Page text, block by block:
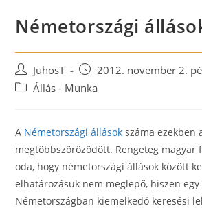
Németországi
Post
author:
JuhosT
Post
published:
2012. november 2.
PostÁllás - Munka
A Németországi állások száma ezekben
megtöbbszöröződött. Rengeteg
oda, hogy németországi állások között
elhatározásuk nem meglepő, hiszen egy
Németországban kiemelkedő keresési